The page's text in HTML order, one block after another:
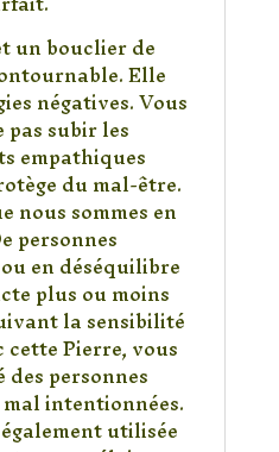
un bouclier de
Elle
négatives. Vous
subir les
empathiques
du mal-être.
nous sommes en
personnes
en déséquilibre
plus ou moins
la sensibilité
Pierre, vous
des personnes
intentionnées.
utilisée